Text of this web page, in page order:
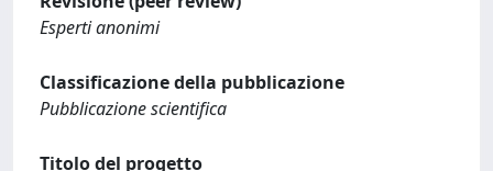
Esperti anonimi
Classificazione della pubblicazione
Pubblicazione scientifica
Titolo del progetto